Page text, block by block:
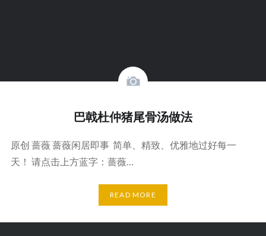
巴戟杜仲猪尾骨汤做法
原创 蔷薇 蔷薇闲居即事 简单、精致、优雅地过好每一
天！ 请点击上方蓝字：蔷薇…
READ MORE